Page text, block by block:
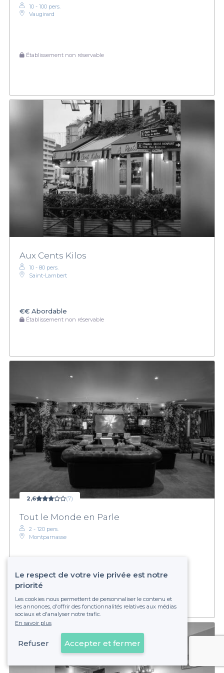
10 - 100 pers.
Vaugirard
Établissement non réservable
Aux Cents Kilos
10 - 80 pers.
Saint-Lambert
€€ Abordable
Établissement non réservable
2,6 (7)
Tout le Monde en Parle
2 - 120 pers.
Montparnasse
€ Économique
Établissement non réservable
Voir sur la carte
Le respect de votre vie privée est notre
priorité
Les cookies nous permettent de personnaliser le contenu et
les annonces, d'offrir des fonctionnalités relatives aux médias
sociaux et d'analyser notre trafic.
En savoir plus
Refuser Accepter et fermer